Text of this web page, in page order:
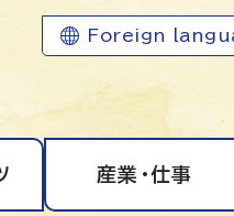
Foreign
産業・仕事